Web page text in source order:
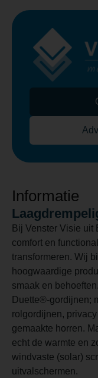
Informatie
Bij Venster Visie uit
comfort en
transformeren. Wij
hoogwaardige
smaak en
Duette®-gordijnen;
rolgordijnen,
gemaakte horren.
echt de warmte en
windvaste (solar)
uitvalschermen.